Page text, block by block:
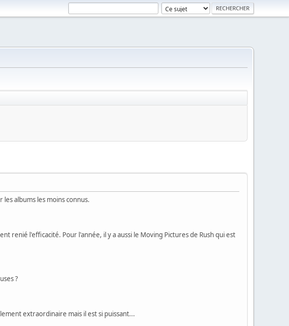
albums les moins connus.
renié l'efficacité. Pour l'année, il y a aussi le Moving Pictures de Rush qui est
?
extraordinaire mais il est si puissant...